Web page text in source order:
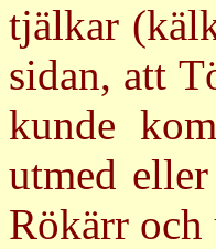
tjälkar
sidan, att
kunde
utmed
Rökärr